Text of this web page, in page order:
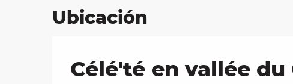
Ubicación
Célé'té en vallée